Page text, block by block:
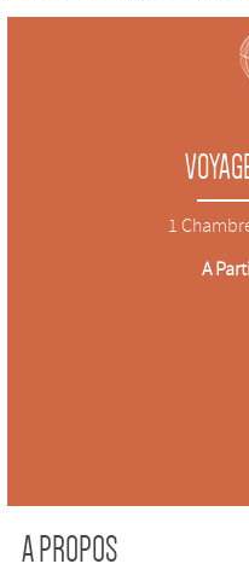
1
A
A PROPOS